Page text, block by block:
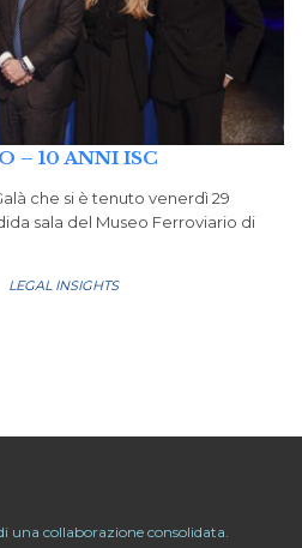
– 10 ANNI ISC
che si è tenuto venerdì 29
sala del Museo Ferroviario di
CATEGORY
LEGAL INSIGHTS
una collaborazione consolidata.